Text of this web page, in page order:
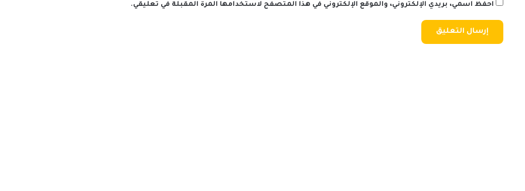
احفظ اسمي، بريدي الإلكتروني، والموقع الإلكتروني في هذا المتصفح لاستخدامها المرة المقبلة في تعليقي.